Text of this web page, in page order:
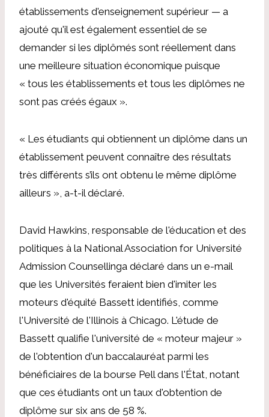
établissements d'enseignement supérieur — a
ajouté qu'il est également essentiel de se
demander si les diplômés sont réellement dans
une meilleure situation économique puisque
« tous les établissements et tous les diplômes ne
sont pas créés égaux ».
« Les étudiants qui obtiennent un diplôme dans un
établissement peuvent connaître des résultats
très différents s’ils ont obtenu le même diplôme
ailleurs », a-t-il déclaré.
David Hawkins, responsable de l'éducation et des
politiques à la National Association for Université
Admission Counsellinga déclaré dans un e-mail
que les Universités feraient bien d'imiter les
moteurs d'équité Bassett identifiés, comme
l'Université de l'Illinois à Chicago. L'étude de
Bassett qualifie l'université de « moteur majeur »
de l'obtention d'un baccalauréat parmi les
bénéficiaires de la bourse Pell dans l'État, notant
que ces étudiants ont un taux d'obtention de
diplôme sur six ans de 58 %.